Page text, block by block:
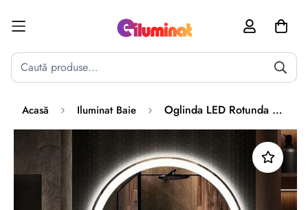
Acasă Iluminat Baie Oglinda LED Rotunda 50cm Touch J33
Activează notificările